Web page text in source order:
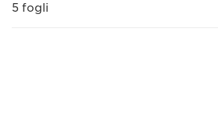
5 fogli